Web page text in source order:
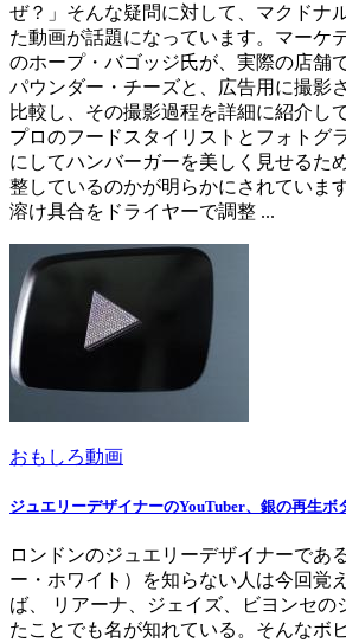
ぜ？」そんな疑問に対して、マクドナ
た動画が話題になっています。マーケ
のホープ・バゴッジ氏が、実際の店舗
パウンダー・チーズと、広告用に撮影
比較し、その撮影過程を詳細に紹介し
プロのフードスタイリストとフォトグ
にしてハンバーガーを美しく見せるた
整しているのかが明らかにされていま
溶け具合をドライヤーで調整 ...
おもしろ動画
ジュエリーデザイナーのYouTuber、銀の再生ボ
ロンドンのジュエリーデザイナーであ
ー・ホワイト）を知らない人は今回覚
ば、 リアーナ、ジェイズ、ビヨンセの
たことでも名が知れている。そんなボ